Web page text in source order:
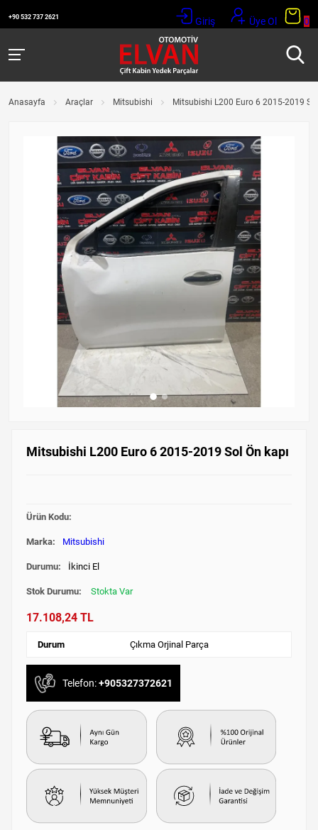
+90 532 737 2621 Giriş Üye Ol 0
Anasayfa Araçlar Mitsubishi Mitsubishi L200 Euro 6 2015-2019 Sol
Mitsubishi L200 Euro 6 2015-2019 Sol Ön kapı
Ürün Kodu:
Marka: Mitsubishi
Durumu: İkinci El
Stok Durumu: Stokta Var
17.108,24 TL
Durum Çıkma Orjinal Parça
Telefon:+905327372621